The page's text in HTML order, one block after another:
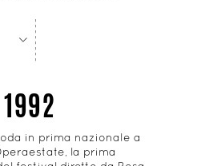
---
- ----
>
1992
in prima nazionale a
la prima